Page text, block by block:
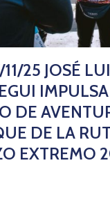
25 JOSÉ
DE
DE LA
EXTREMO